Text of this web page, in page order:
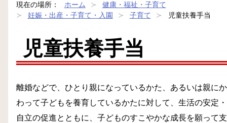
現在の場所： ホーム
健康・福祉・子育て
妊娠・出産・子育て・入園
子育て 児童扶養手当
児童扶養手当
離婚などで、ひとり親になっているかた、あるいは親にか
わって子どもを養育しているかたに対して、生活の安定・
自立の促進とともに、子どものすこやかな成長を願って支